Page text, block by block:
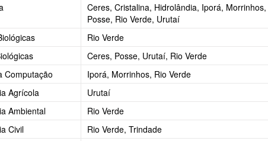
Ceres, Cristalina, Hidrolândia, Iporá, Morrinhos,
Posse, Rio Verde, Urutaí
Rio Verde
Ceres, Posse, Urutaí, Rio Verde
Computação
Iporá, Morrinhos, Rio Verde
Agrícola
Urutaí
Ambiental
Rio Verde
Civil
Rio Verde, Trindade